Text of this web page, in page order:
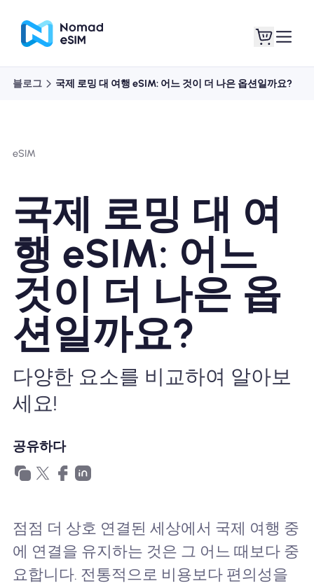
쇼핑 플랜
eSIM 정보
왜 Nomad eSIM?
eSIM 사용법
비즈니스를위한
블로그 국제 로밍 대 여행 eSIM: 어느 것이 더 나은 옵션일까요?
eSIM
국제 로밍 대 여
행 eSIM: 어느
것이 더 나은 옵
션일까요?
다양한 요소를 비교하여 알아보
세요!
공유하다
점점 더 상호 연결된 세상에서 국제 여행 중
에 연결을 유지하는 것은 그 어느 때보다 중
요합니다. 전통적으로 비용보다 편의성을